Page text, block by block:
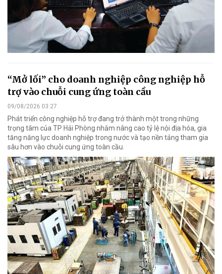
“Mở lối” cho doanh nghiệp công nghiệp hỗ
trợ vào chuỗi cung ứng toàn cầu
09/08/2026 03:27
Phát triển công nghiệp hỗ trợ đang trở thành một trong những
trọng tâm của TP Hải Phòng nhằm nâng cao tỷ lệ nội địa hóa, gia
tăng năng lực doanh nghiệp trong nước và tạo nền tảng tham gia
sâu hơn vào chuỗi cung ứng toàn cầu.